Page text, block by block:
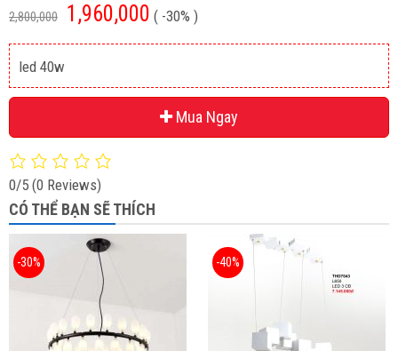
2,800,000 1,960,000 ( -30% )
led 40w
Mua Ngay
0/5 (0 Reviews)
CÓ THỂ BẠN SẼ THÍCH
-30% -40%